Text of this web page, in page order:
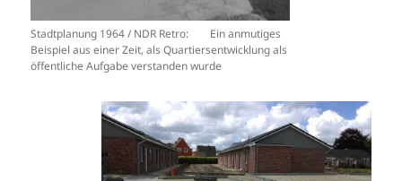
Stadtplanung 1964 / NDR Retro: Ein anmutiges
Beispiel aus einer Zeit, als Quartiersentwicklung als
öffentliche Aufgabe verstanden wurde